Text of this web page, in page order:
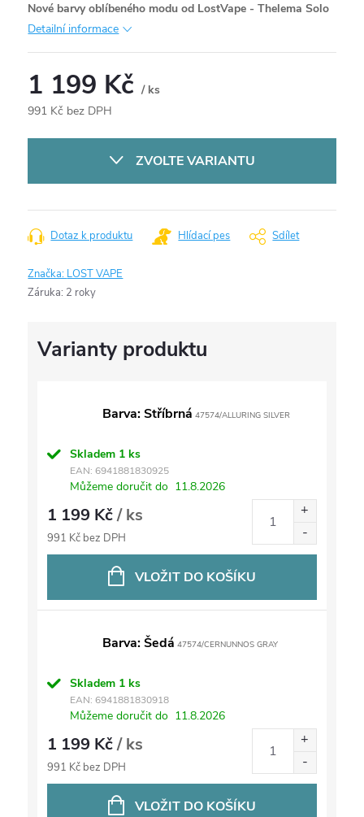
Nové barvy oblíbeného modu od LostVape - Thelema Solo
Detailní informace
1 199 Kč/ ks
991 Kč bez DPH
ZVOLTE VARIANTU
Dotaz k produktu Hlídací pes Sdílet
Značka: LOST VAPE
Záruka: 2 roky
Barva: Stříbrná 47574/ALLURING SILVER
Skladem 1 ks
EAN: 6941881830925
Můžeme doručit do 11.8.2026
1 199 Kč/ ks
991 Kč bez DPH
VLOŽIT DO KOŠÍKU
Barva: Šedá 47574/CERNUNNOS GRAY
Skladem 1 ks
EAN: 6941881830918
Můžeme doručit do 11.8.2026
1 199 Kč/ ks
991 Kč bez DPH
VLOŽIT DO KOŠÍKU